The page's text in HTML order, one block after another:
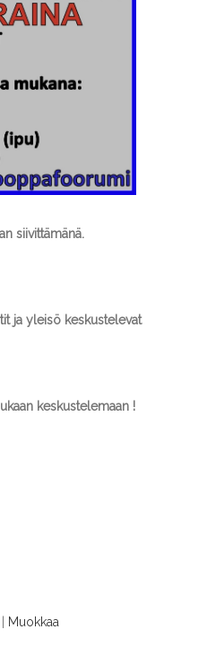
keskustelevat
!
Muokkaa